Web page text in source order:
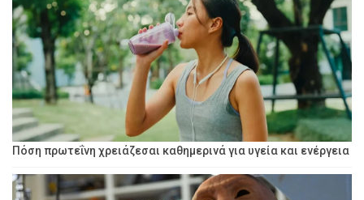
Πόση πρωτεΐνη χρειάζεσαι καθημερινά για υγεία και ενέργεια